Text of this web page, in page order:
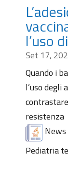
l’uso
Set 17,
Quando i
l’uso degli
resistenza
Pediatria